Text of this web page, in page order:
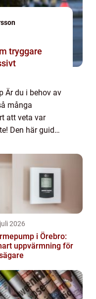
Är du i behov av
många
att veta var
Den här guiden
och enkel...
2026
i Örebro:
uppvärmning för